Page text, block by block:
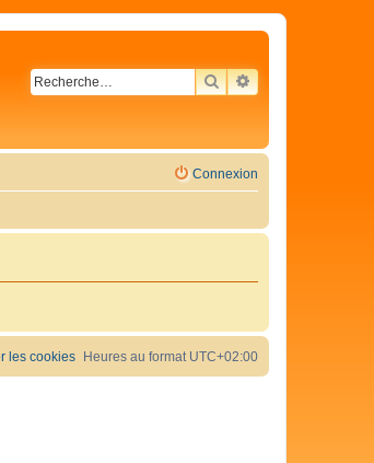
RECHERCHER
RECHERCHE
Connexion
Heures au format UTC+02:00
les cookies